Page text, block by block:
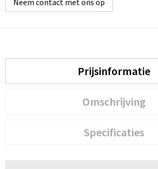
Prijsinformatie
Omschrijving
Specificaties